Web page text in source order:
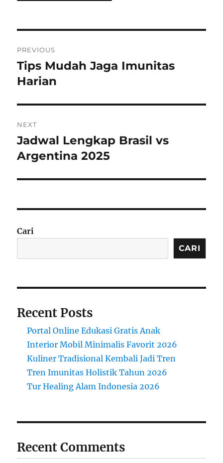
pos
PREVIOUS
Previous
post:
Tips Mudah Jaga Imunitas
Harian
NEXT
Next
post:
Jadwal Lengkap Brasil vs
Argentina 2025
Cari
CARI
Recent Posts
Portal Online Edukasi Gratis Anak
Interior Mobil Minimalis Favorit 2026
Kuliner Tradisional Kembali Jadi Tren
Tren Imunitas Holistik Tahun 2026
Tur Healing Alam Indonesia 2026
Recent Comments